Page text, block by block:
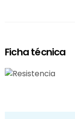
Ficha técnica